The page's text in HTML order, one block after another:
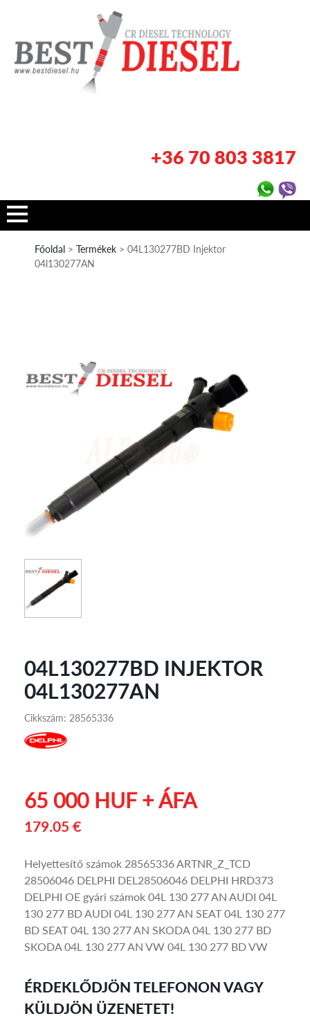
+36 70 803 3817
Főoldal > Termékek > 04L130277BD Injektor
04l130277AN
04L130277BD INJEKTOR
04L130277AN
Cikkszám: 28565336
65 000 HUF + ÁFA
179.05 €
Helyettesítő számok 28565336 ARTNR_Z_TCD
28506046 DELPHI DEL28506046 DELPHI HRD373
DELPHI OE gyári számok 04L 130 277 AN AUDI 04L
130 277 BD AUDI 04L 130 277 AN SEAT 04L 130 277
BD SEAT 04L 130 277 AN SKODA 04L 130 277 BD
SKODA 04L 130 277 AN VW 04L 130 277 BD VW
ÉRDEKLŐDJÖN TELEFONON VAGY
KÜLDJÖN ÜZENETET!